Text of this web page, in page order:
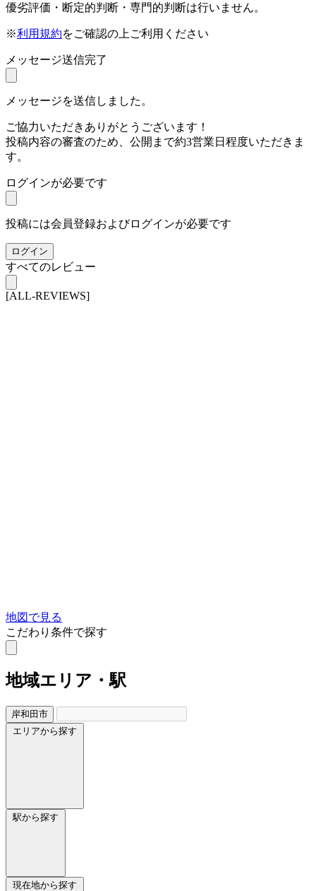
優劣評価・断定的判断・専門的判断は行いません。
※利用規約をご確認の上ご利用ください
メッセージ送信完了
メッセージを送信しました。
ご協力いただきありがとうございます！
投稿内容の審査のため、公開まで約3営業日程度いただきま
す。
ログインが必要です
投稿には会員登録およびログインが必要です
ログイン
すべてのレビュー
[ALL-REVIEWS]
地図で見る
こだわり条件で探す
地域エリア・駅
岸和田市
エリアから探す
駅から探す
現在地から探す